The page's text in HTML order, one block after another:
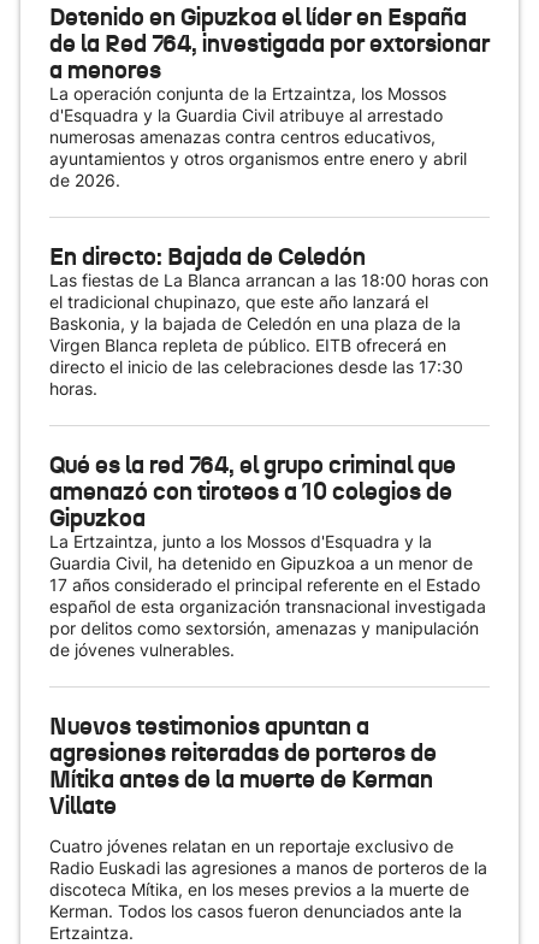
Detenido en Gipuzkoa el líder en España
de la Red 764, investigada por extorsionar
a menores
La operación conjunta de la Ertzaintza, los Mossos
d'Esquadra y la Guardia Civil atribuye al arrestado
numerosas amenazas contra centros educativos,
ayuntamientos y otros organismos entre enero y abril
de 2026.
En directo: Bajada de Celedón
Las fiestas de La Blanca arrancan a las 18:00 horas con
el tradicional chupinazo, que este año lanzará el
Baskonia, y la bajada de Celedón en una plaza de la
Virgen Blanca repleta de público. EITB ofrecerá en
directo el inicio de las celebraciones desde las 17:30
horas.
Qué es la red 764, el grupo criminal que
amenazó con tiroteos a 10 colegios de
Gipuzkoa
La Ertzaintza, junto a los Mossos d'Esquadra y la
Guardia Civil, ha detenido en Gipuzkoa a un menor de
17 años considerado el principal referente en el Estado
español de esta organización transnacional investigada
por delitos como sextorsión, amenazas y manipulación
de jóvenes vulnerables.
Nuevos testimonios apuntan a
agresiones reiteradas de porteros de
Mítika antes de la muerte de Kerman
Villate
Cuatro jóvenes relatan en un reportaje exclusivo de
Radio Euskadi las agresiones a manos de porteros de la
discoteca Mítika, en los meses previos a la muerte de
Kerman. Todos los casos fueron denunciados ante la
Ertzaintza.